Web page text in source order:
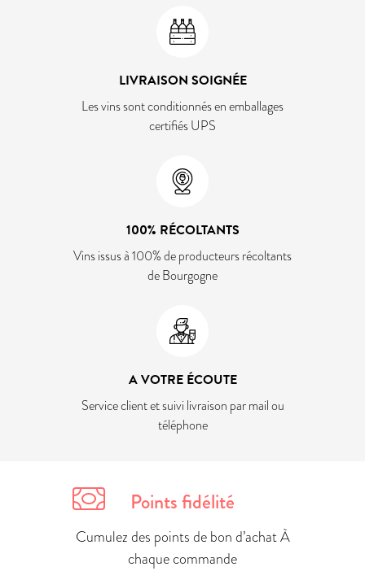
LIVRAISON SOIGNÉE
Les vins sont conditionnés en emballages
certifiés UPS
100% RÉCOLTANTS
Vins issus à 100% de producteurs récoltants
de Bourgogne
A VOTRE ÉCOUTE
Service client et suivi livraison par mail ou
téléphone
Points fidélité
Cumulez des points de bon d’achat À
chaque commande